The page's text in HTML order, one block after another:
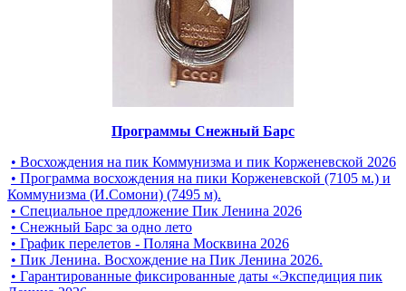
Программы Снежный Барс
• Восхождения на пик Коммунизма и пик Корженевской 2026
• Программа восхождения на пики Корженевской (7105 м.) и
Коммунизма (И.Сомони) (7495 м).
• Специальное предложение Пик Ленина 2026
• Снежный Барс за одно лето
• График перелетов - Поляна Москвина 2026
• Пик Ленина. Восхождение на Пик Ленина 2026.
• Гарантированные фиксированные даты «Экспедиция пик